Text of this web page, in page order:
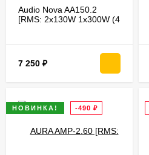
Audio Nova AA150.2
[RMS: 2x130W 1x300W (4
7 250 ₽
НОВИНКА! -490 ₽